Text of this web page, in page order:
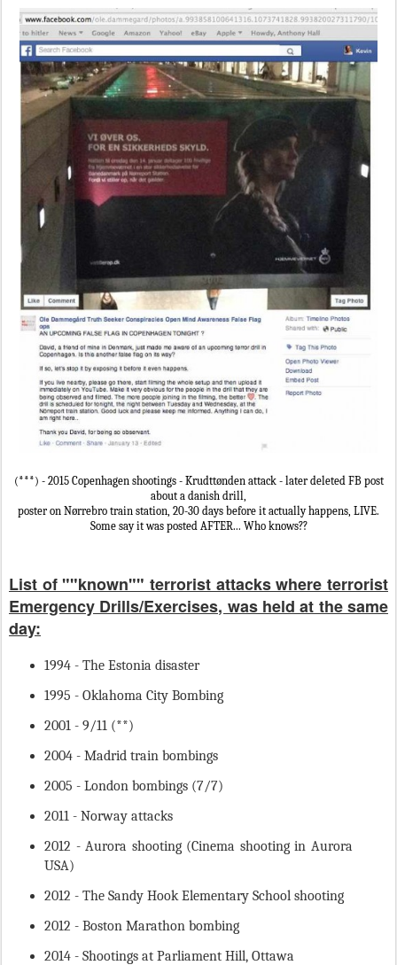
(***) - 2015 Copenhagen shootings - Krudttønden attack - later deleted FB post
about a danish drill,
poster on Nørrebro train station, 20-30 days before it actually happens, LIVE.
Some say it was posted AFTER... Who knows??
List of ""known"" terrorist attacks where terrorist
Emergency Drills/Exercises, was held at the same
day:
1994 - The Estonia disaster
1995 - Oklahoma City Bombing
2001 - 9/11 (**)
2004 - Madrid train bombings
2005 - London bombings (7/7)
2011 - Norway attacks
2012 - Aurora shooting (Cinema shooting in Aurora
USA)
2012 - The Sandy Hook Elementary School shooting
2012 - Boston Marathon bombing
2014 - Shootings at Parliament Hill, Ottawa